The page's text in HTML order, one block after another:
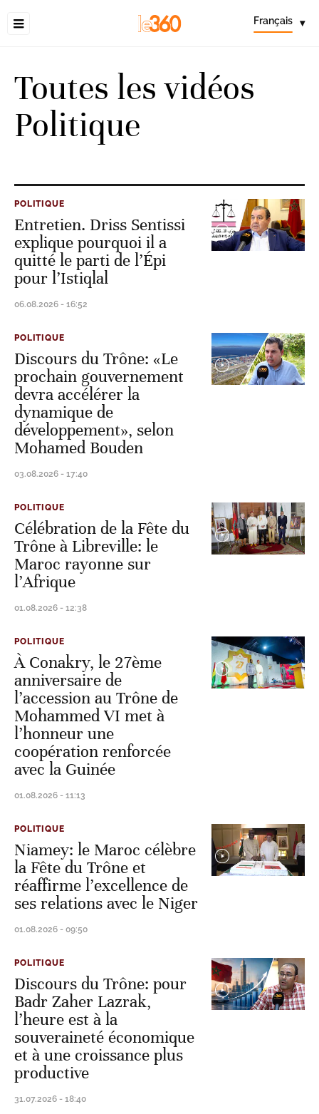
Français ▾
Toutes les vidéos
Politique
POLITIQUE
Entretien. Driss Sentissi
explique pourquoi il a
quitté le parti de l’Épi
pour l’Istiqlal
06.08.2026 - 16:52
POLITIQUE
Discours du Trône: «Le
prochain gouvernement
devra accélérer la
dynamique de
développement», selon
Mohamed Bouden
03.08.2026 - 17:40
POLITIQUE
Célébration de la Fête du
Trône à Libreville: le
Maroc rayonne sur
l’Afrique
01.08.2026 - 12:38
POLITIQUE
À Conakry, le 27ème
anniversaire de
l’accession au Trône de
Mohammed VI met à
l’honneur une
coopération renforcée
avec la Guinée
01.08.2026 - 11:13
POLITIQUE
Niamey: le Maroc célèbre
la Fête du Trône et
réaffirme l’excellence de
ses relations avec le Niger
01.08.2026 - 09:50
POLITIQUE
Discours du Trône: pour
Badr Zaher Lazrak,
l’heure est à la
souveraineté économique
et à une croissance plus
productive
31.07.2026 - 18:40